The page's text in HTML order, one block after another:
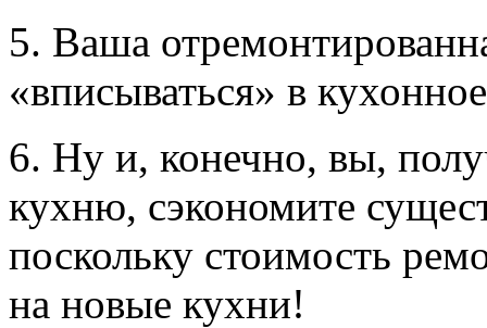
5. Ваша
«вписываться» в
6. Ну и, конечно, вы,
кухню, сэкономите
поскольку стоимость
на новые кухни!